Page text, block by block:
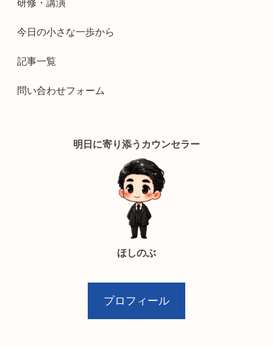
研修・講演
今日の小さな一歩から
記事一覧
問い合わせフォーム
明日に寄り添うカウンセラー
ほしのぶ
プロフィール